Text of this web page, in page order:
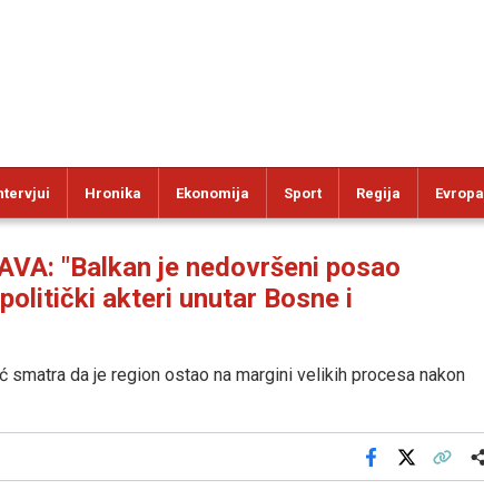
Hronika Ekonomija Sport Regija Evropa
"Balkan je nedovršeni posao
akteri unutar Bosne i
smatra da je region ostao na margini velikih procesa nakon
Facebook